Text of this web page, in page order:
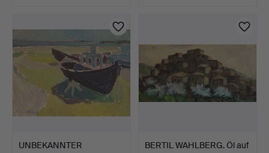
UNBEKANNTER
BERTIL WAHLBERG. Öl auf